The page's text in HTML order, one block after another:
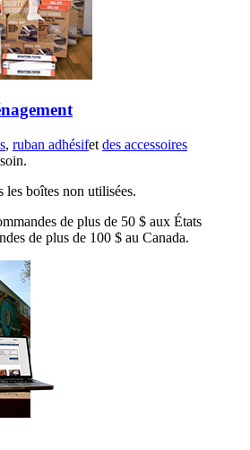
, ruban adhésifet des accessoires
les boîtes non utilisées.
de plus de 50 $ aux États
de plus de 100 $ au Canada.